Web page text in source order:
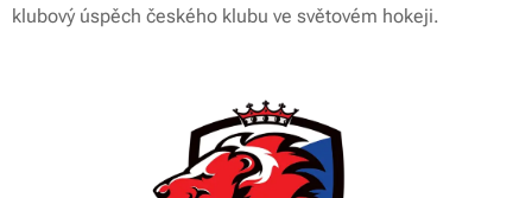
klubový úspěch českého klubu ve světovém hokeji.